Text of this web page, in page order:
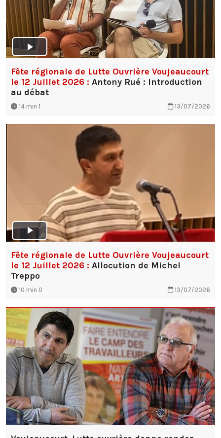
Fête régionale de Lutte Ouvrière Voujeaucourt
le 12 Juillet 2026 : Antony Rué : Introduction
au débat
14 min 1 13/07/2026
Fête régionale de Lutte Ouvrière Voujeaucourt
le 12 Juillet 2026 : Allocution de Michel
Treppo
10 min 0 13/07/2026